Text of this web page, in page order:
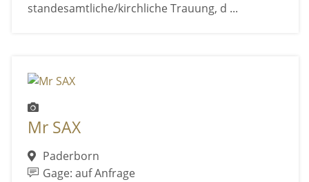
standesamtliche/kirchliche Trauung, d ...
Mr SAX
Paderborn
Gage: auf Anfrage